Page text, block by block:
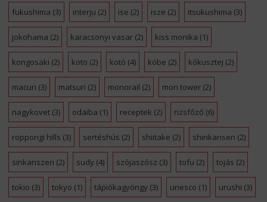
fukushima (3) interju (2) ise (2) isze (2) itsukushima (3)
jokohama (2) karacsonyi vasar(2) kiss monika (1)
kongosaki (2) koto (2) kotó (4) kóbe (2) kókusztej (2)
macuri (3) matsuri (2) monorail (2) mori tower(2)
nagykovet(3) odaiba (1) receptek (2) rizsfőző (6)
roppongi hills (3) sertéshús (2) shiitake (2) shinkansen (2)
sinkanszen (2) sudy (4) szójaszósz (3) tofu (2) tojás (2)
tokio (3) tokyo (1) tápiókagyöngy (3) unesco (1) urushi (3)